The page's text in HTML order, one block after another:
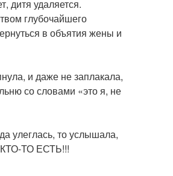
дитя удаляется.
глубочайшего
в объятия жены и
и даже не заплакала,
со словами «это я, не
улеглась, то услышала,
КТО-ТО ЕСТЬ!!!